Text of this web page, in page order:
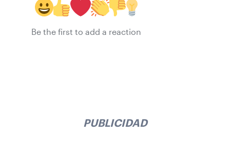
Be the first to add a reaction
PUBLICIDAD